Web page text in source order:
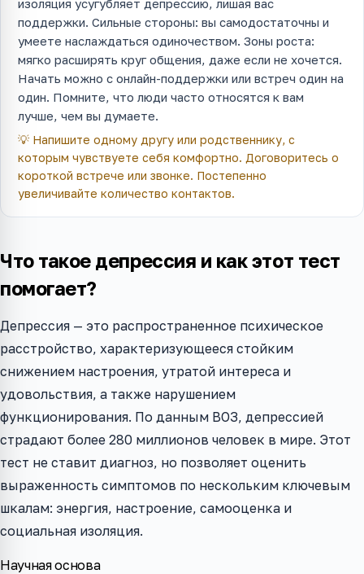
изоляция усугубляет депрессию, лишая вас
поддержки. Сильные стороны: вы самодостаточны и
умеете наслаждаться одиночеством. Зоны роста:
мягко расширять круг общения, даже если не хочется.
Начать можно с онлайн-поддержки или встреч один на
один. Помните, что люди часто относятся к вам
лучше, чем вы думаете.
💡 Напишите одному другу или родственнику, с
которым чувствуете себя комфортно. Договоритесь о
короткой встрече или звонке. Постепенно
увеличивайте количество контактов.
Что такое депрессия и как этот тест
помогает?
Депрессия — это распространенное психическое
расстройство, характеризующееся стойким
снижением настроения, утратой интереса и
удовольствия, а также нарушением
функционирования. По данным ВОЗ, депрессией
страдают более 280 миллионов человек в мире. Этот
тест не ставит диагноз, но позволяет оценить
выраженность симптомов по нескольким ключевым
шкалам: энергия, настроение, самооценка и
социальная изоляция.
Научная основа